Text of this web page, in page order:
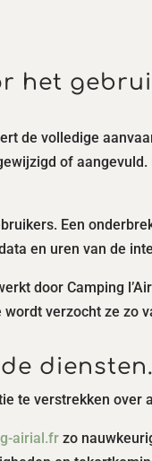
het
de volledige
of
Een
en uren van de
door Camping
verzocht ze zo
diensten.
te verstrekken over
airial.fr zo